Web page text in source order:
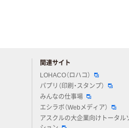
関連サイト
LOHACO（ロハコ）
パプリ（印刷・スタンプ）
みんなの仕事場
エシラボ（Webメディア）
アスクルの大企業向けトータル